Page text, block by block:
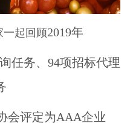
一起回顾2019年
任务、94项招标代理
会评定为AAA企业